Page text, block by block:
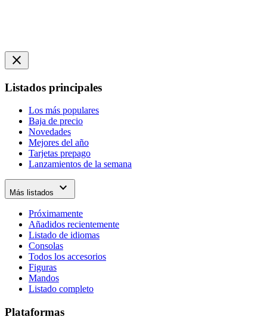
close
Listados principales
Los más populares
Baja de precio
Novedades
Mejores del año
Tarjetas prepago
Lanzamientos de la semana
Más listados expand_more
Próximamente
Añadidos recientemente
Listado de idiomas
Consolas
Todos los accesorios
Figuras
Mandos
Listado completo
Plataformas